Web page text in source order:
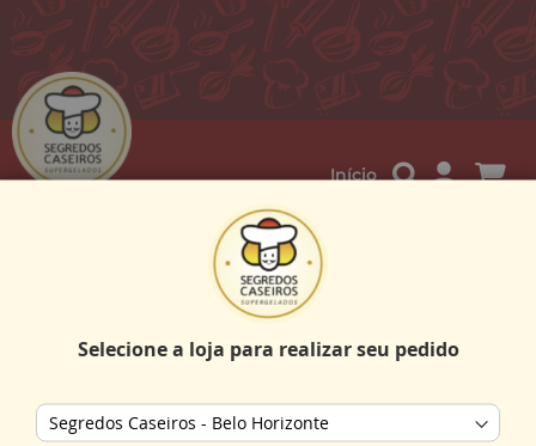
Início
Mais vendido
Selecione a loja para realizar seu pedido
Store selector